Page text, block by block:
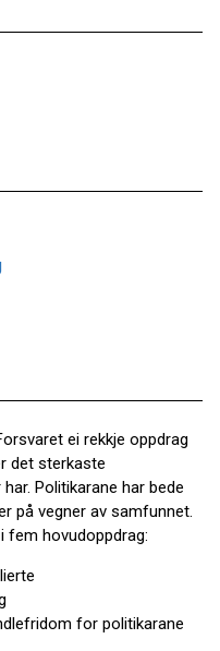
ei rekkje oppdrag
det sterkaste
Politikarane har bede
på vegner av samfunnet.
fem hovudoppdrag:
for politikarane